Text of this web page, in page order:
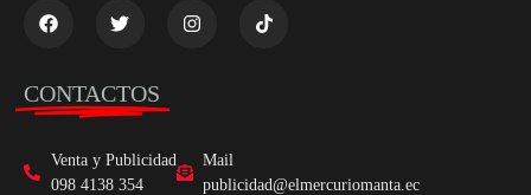
CONTACTOS
Venta y Publicidad
098 4138 354
Mail
publicidad@elmercuriomanta.ec